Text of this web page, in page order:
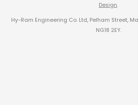
Design.
Hy-Ram Engineering Co. Ltd, Pelham Street,
NG18 2EY.